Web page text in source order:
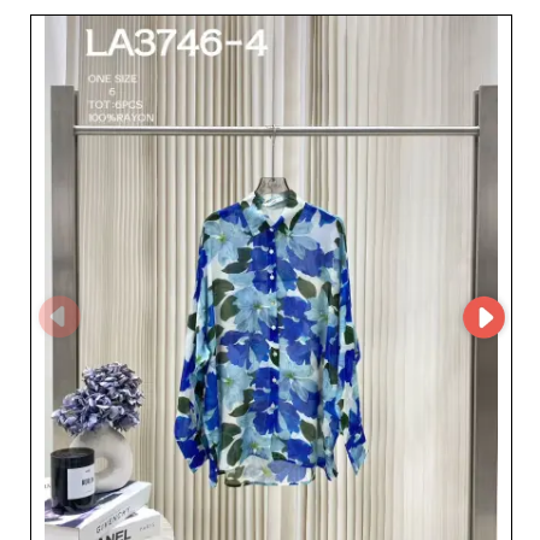
trouveront chez New epoch un partenaire de confiance.
Chaque collection est scrupuleusement sélectionnée,
assurant qualité et attrait indéniable, ce qui permet aux
En choisissant New epoch, les commerçants accèdent à
un service client irréprochable, avec des équipes
dévouées prêtes à répondre à toutes les interrogations
et à accompagner les décisions d'achat. Cette approche
pour toute entreprise souhaitant développer sa gamme
de produits mode pour femmes. Les avantages pour les
revendeurs sont multiples : des collections renouvelées
régulièrement, des prix compétitifs et l'assurance de
produits qui répondent aux standards de qualité les plus
élevés. De plus, en s'associant avec New epoch, les
détaillants bénéficient d'une logistique efficace qui
minimise les délais de livraison, leur permettant ainsi
d'approvisionner rapidement leurs stocks. Pour toute
entreprise désireuse de renforcer sa position sur le
marché du prêt-à-porter féminin, New epoch représente
un véritable atout stratégique, alliant savoir-faire,
service impeccable et produits à la pointe de la mode.